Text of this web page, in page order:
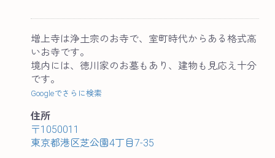
増上寺は浄土宗のお寺で、室町時代からある格式高
いお寺です。
境内には、徳川家のお墓もあり、建物も見応え十分
です。
Googleでさらに検索
住所
〒1050011
東京都港区芝公園4丁目7-35